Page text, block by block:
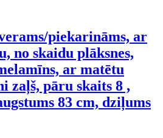
piekarināms, ar
no skaidu plāksnes,
ar matētu
zaļš, pāru skaits 8 ,
83 cm, dziļums